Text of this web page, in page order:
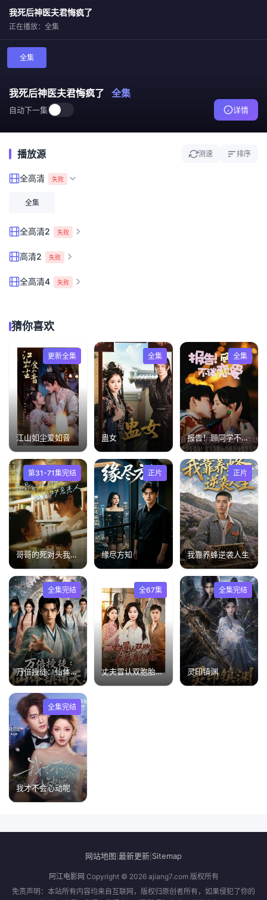
我死后神医夫君悔疯了
正在播放：全集
全集
我死后神医夫君悔疯了 全集
自动下一集 详情
播放源 测速 排序
全高清 失败
全集
全高清2 失败
高清2 失败
全高清4 失败
猜你喜欢
更新全集
江山如尘爱如音
全集
蛊女
全集
报告！顾同学不谈恋爱
第31-71集完结
哥哥的死对头我的秘密恋人
正片
缘尽方知
正片
我靠养蜂逆袭人生
全集完结
万倍授徒：仙体镇诸天！
全67集
丈夫冒认双胞胎弟弟身份后
全集完结
灵印镇渊
全集完结
我才不会心动呢
网站地图 最新更新 Sitemap
阿江电影网 Copyright © 2026 ajiang7.com 版权所有
免责声明：本站所有内容均来自互联网，版权归原创者所有，如果侵犯了你的